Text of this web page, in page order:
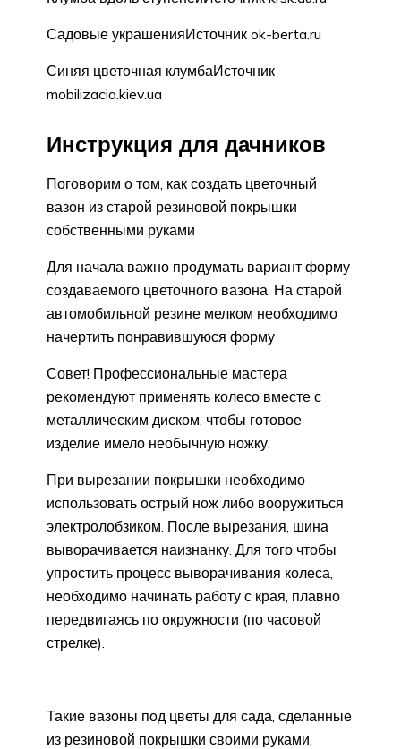
Садовые украшенияИсточник ok-berta.ru
Синяя цветочная клумбаИсточник
mobilizacia.kiev.ua
Инструкция для дачников
Поговорим о том, как создать цветочный
вазон из старой резиновой покрышки
собственными руками
Для начала важно продумать вариант форму
создаваемого цветочного вазона. На старой
автомобильной резине мелком необходимо
начертить понравившуюся форму
Совет! Профессиональные мастера
рекомендуют применять колесо вместе с
металлическим диском, чтобы готовое
изделие имело необычную ножку.
При вырезании покрышки необходимо
использовать острый нож либо вооружиться
электролобзиком. После вырезания, шина
выворачивается наизнанку. Для того чтобы
упростить процесс выворачивания колеса,
необходимо начинать работу с края, плавно
передвигаясь по окружности (по часовой
стрелке).
Такие вазоны под цветы для сада, сделанные
из резиновой покрышки своими руками,